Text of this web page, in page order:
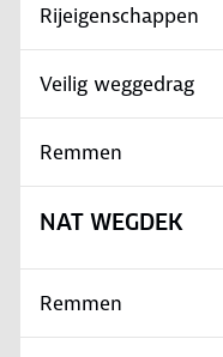
Rijeigenschappen
Veilig weggedrag
Remmen
NAT WEGDEK
Remmen